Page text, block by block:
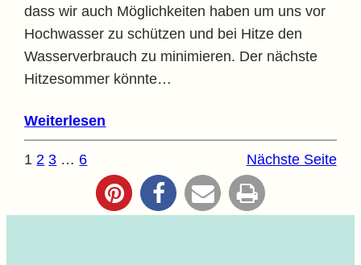
dass wir auch Möglichkeiten haben um uns vor
Hochwasser zu schützen und bei Hitze den
Wasserverbrauch zu minimieren. Der nächste
Hitzesommer könnte…
Weiterlesen
1 2 3 … 6 Nächste Seite